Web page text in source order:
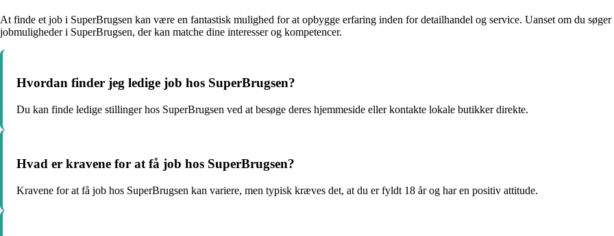
At finde et job i SuperBrugsen kan være en fantastisk mulighed for at opbygge erfaring inden for detailhandel og service. Uanset om du
jobmuligheder i SuperBrugsen, der kan matche dine interesser og kompetencer.
Hvordan finder jeg ledige job hos SuperBrugsen?
Du kan finde ledige stillinger hos SuperBrugsen ved at besøge deres hjemmeside eller kontakte lokale butikker direkte.
Hvad er kravene for at få job hos SuperBrugsen?
Kravene for at få job hos SuperBrugsen kan variere, men typisk kræves det, at du er fyldt 18 år og har en positiv attitude.